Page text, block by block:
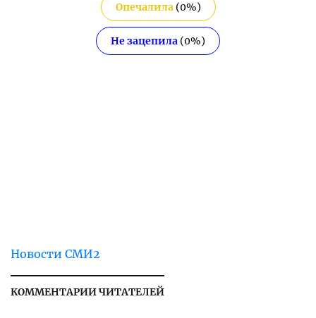
Опечалила(0%)
Не зацепила (0%)
Новости СМИ2
КОММЕНТАРИИ ЧИТАТЕЛЕЙ